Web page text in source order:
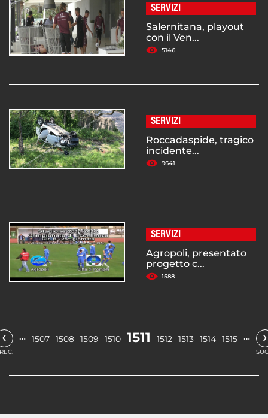
SERVIZI
Salernitana, playout
con il Ven...
5146
SERVIZI
Roccadaspide, tragico
incidente...
9641
SERVIZI
Agropoli, presentato
progetto c...
1588
‹ … 1507 1508 1509 1510 1511 1512 1513 1514 1515 … ›